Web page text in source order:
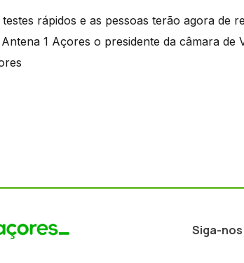
rápidos e as pessoas terão agora de
1 Açores o presidente da câmara de
Siga-